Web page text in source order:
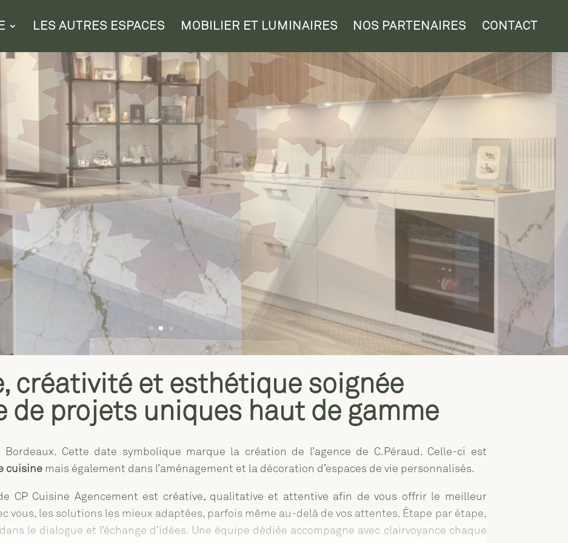
LES AUTRES ESPACES MOBILIER ET LUMINAIRES NOS PARTENAIRES CONTACT
créativité et esthétique soignée
de projets uniques haut de gamme
Bordeaux. Cette date symbolique marque la création de l’agence de C.Péraud. Celle-ci est
cuisine mais également dans l’aménagement et la décoration d’espaces de vie personnalisés.
CP Cuisine Agencement est créative, qualitative et attentive afin de vous offrir le meilleur
vous, les solutions les mieux adaptées, parfois même au-delà de vos attentes. Étape par étape,
le dialogue et l’échange d’idées. Une équipe dédiée accompagne avec clairvoyance chaque